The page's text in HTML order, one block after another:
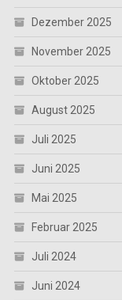
Dezember 2025
November 2025
Oktober 2025
August 2025
Juli 2025
Juni 2025
Mai 2025
Februar 2025
Juli 2024
Juni 2024